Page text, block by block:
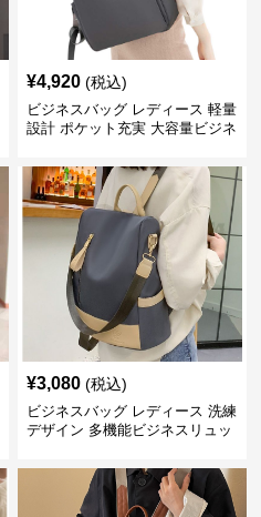
¥4,920 (税込)
ビジネスバッグ レディース 軽量
設計 ポケット充実 大容量ビジネ
¥3,080 (税込)
ビジネスバッグ レディース 洗練
デザイン 多機能ビジネスリュッ